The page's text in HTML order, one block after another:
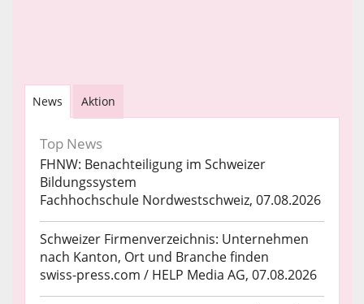
News Aktion
Top News
FHNW: Benachteiligung im Schweizer
Bildungssystem
Fachhochschule Nordwestschweiz, 07.08.2026
Schweizer Firmenverzeichnis: Unternehmen
nach Kanton, Ort und Branche finden
swiss-press.com / HELP Media AG, 07.08.2026